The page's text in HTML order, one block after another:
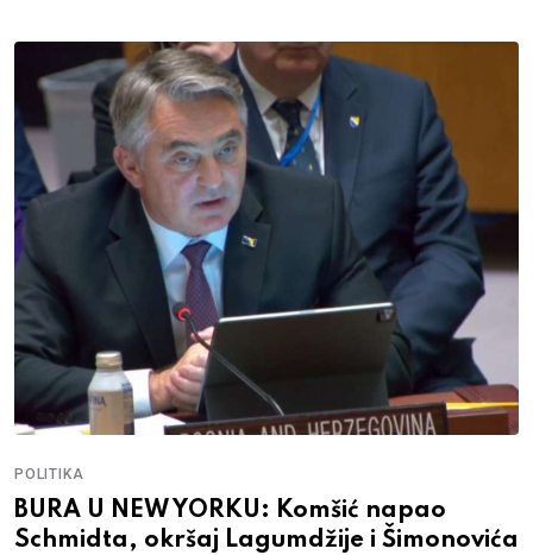
POLITIKA
BURA U NEW YORKU: Komšić napao
Schmidta, okršaj Lagumdžije i Šimonovića